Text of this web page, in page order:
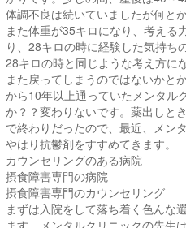
体調不良は続いていましたが何と
また体重が35キロになり、考える
り、28キロの時に経験した気持ちの
28キロの時と同じような考え方にな
また戻ってしまうのではないかと
から10年以上通っていたメンタル
か？？変わりないです。薬出しと
で終わりだったので、最近、メン
やはり抗鬱剤をすすめてきます。
カウンセリングのある病院
摂食障害専門の病院
摂食障害専門のカウンセリング
まずは入院をして落ち着く色んな